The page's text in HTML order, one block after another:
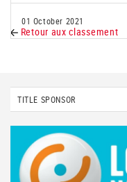
01 October 2021
Retour aux classement
TITLE SPONSOR